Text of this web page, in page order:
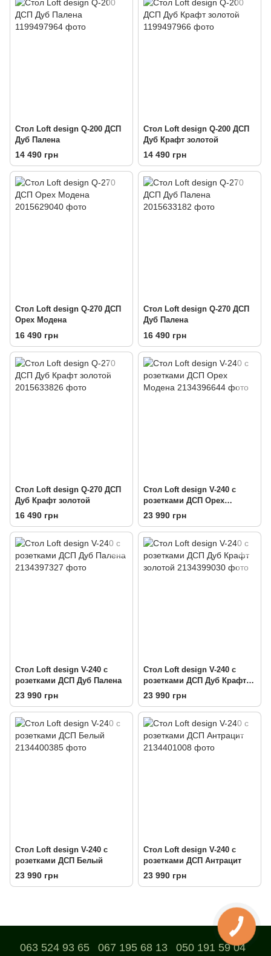
Стол Loft design Q-200 ДСП
Дуб Палена
14 490 грн
Стол Loft design Q-200 ДСП
Дуб Крафт золотой
14 490 грн
Стол Loft design Q-270 ДСП
Орех Модена
16 490 грн
Стол Loft design Q-270 ДСП
Дуб Палена
16 490 грн
Стол Loft design Q-270 ДСП
Дуб Крафт золотой
16 490 грн
Стол Loft design V-240 с
розетками ДСП Орех
Модена
23 990 грн
Стол Loft design V-240 с
розетками ДСП Дуб Палена
23 990 грн
Стол Loft design V-240 с
розетками ДСП Дуб Крафт
золотой
23 990 грн
Стол Loft design V-240 с
розетками ДСП Белый
23 990 грн
Стол Loft design V-240 с
розетками ДСП Антрацит
23 990 грн
063 524 93 65 067 195 68 13 050 191 59 04